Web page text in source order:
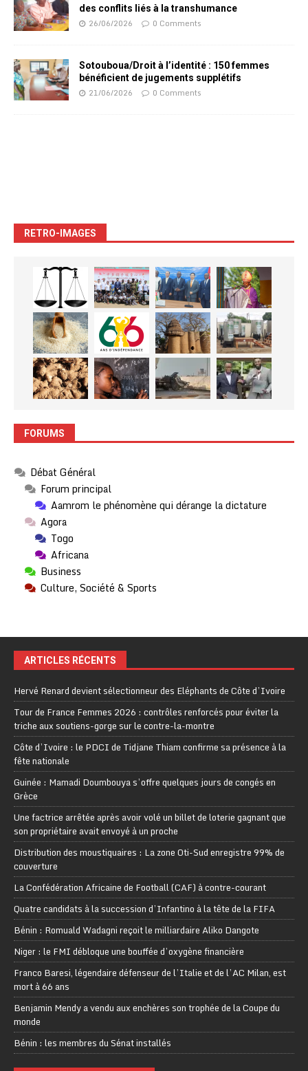
des conflits liés à la transhumance
26/06/2026 0 Comments
Sotouboua/Droit à l’identité : 150 femmes
bénéficient de jugements supplétifs
21/06/2026 0 Comments
RETRO-IMAGES
FORUMS
Débat Général
Forum principal
Aamrom le phénomène qui dérange la dictature
Agora
Togo
Africana
Business
Culture, Société & Sports
ARTICLES RÉCENTS
Hervé Renard devient sélectionneur des Eléphants de Côte d’Ivoire
Tour de France Femmes 2026 : contrôles renforcés pour éviter la
triche aux soutiens-gorge sur le contre-la-montre
Côte d’Ivoire : le PDCI de Tidjane Thiam confirme sa présence à la
fête nationale
Guinée : Mamadi Doumbouya s’offre quelques jours de congés en
Grèce
Une factrice arrêtée après avoir volé un billet de loterie gagnant que
son propriétaire avait envoyé à un proche
Distribution des moustiquaires : La zone Oti-Sud enregistre 99% de
couverture
La Confédération Africaine de Football (CAF) à contre-courant
Quatre candidats à la succession d’Infantino à la tête de la FIFA
Bénin : Romuald Wadagni reçoit le milliardaire Aliko Dangote
Niger : le FMI débloque une bouffée d’oxygène financière
Franco Baresi, légendaire défenseur de l’Italie et de l’AC Milan, est
mort à 66 ans
Benjamin Mendy a vendu aux enchères son trophée de la Coupe du
monde
Bénin : les membres du Sénat installés